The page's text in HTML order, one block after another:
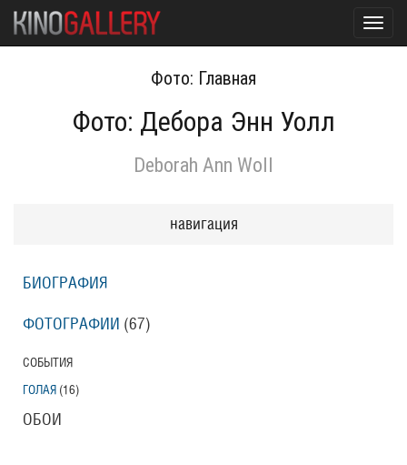
Фото: Главная
Фото: Дебора Энн Уолл
Deborah Ann Woll
навигация
БИОГРАФИЯ
ФОТОГРАФИИ (67)
СОБЫТИЯ
ГОЛАЯ (16)
ОБОИ